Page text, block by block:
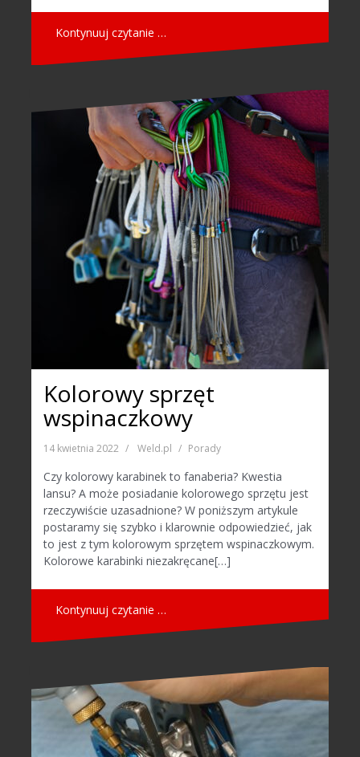
Kontynuuj czytanie …
Kolorowy sprzęt
wspinaczkowy
14 kwietnia 2022 Weld.pl Porady
Czy kolorowy karabinek to fanaberia? Kwestia
lansu? A może posiadanie kolorowego sprzętu jest
rzeczywiście uzasadnione? W poniższym artykule
postaramy się szybko i klarownie odpowiedzieć, jak
to jest z tym kolorowym sprzętem wspinaczkowym.
Kolorowe karabinki niezakręcane[…]
Kontynuuj czytanie …